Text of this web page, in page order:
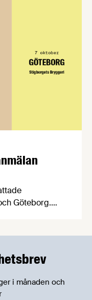
Göteborg.
i månaden och